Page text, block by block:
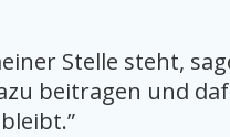
Stelle steht,
beitragen und